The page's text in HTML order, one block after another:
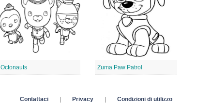
Octonauts Zuma Paw Patrol
Contattaci Privacy Condizioni di utilizzo